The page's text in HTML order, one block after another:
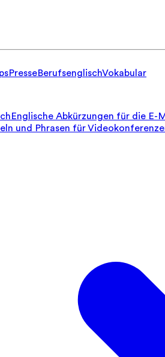
PresseBerufsenglischVokabular
Englische Abkürzungen für die E-
und Phrasen für